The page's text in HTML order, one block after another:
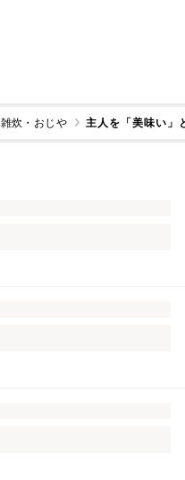
雑炊・おじや 主人を「美味い」